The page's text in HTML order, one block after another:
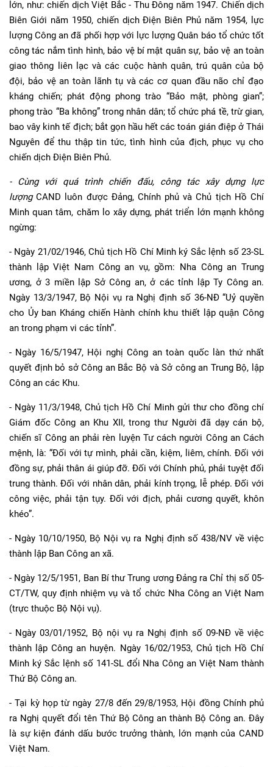
lớn, như: chiến dịch Việt Bắc - Thu Đông năm 1947. Chiến dịch
Biên Giới năm 1950, chiến dịch Điện Biên Phủ năm 1954, lực
lượng Công an đã phối hợp với lực lượng Quân báo tổ chức tốt
công tác nắm tình hình, bảo vệ bí mật quân sự, bảo vệ an toàn
giao thông liên lạc và các cuộc hành quân, trú quân của bộ
đội, bảo vệ an toàn lãnh tụ và các cơ quan đầu não chỉ đạo
kháng chiến; phát động phong trào “Bảo mật, phòng gian”;
phong trào “Ba không” trong nhân dân; tổ chức phá tề, trừ gian,
bao vây kinh tế địch; bắt gọn hầu hết các toán gián điệp ở Thái
Nguyên để thu thập tin tức, tình hình của địch, phục vụ cho
chiến dịch Điện Biên Phủ.
- Cùng với quá trình chiến đấu, công tác xây dựng lực
lượngCAND luôn được Đảng, Chính phủ và Chủ tịch Hồ Chí
Minh quan tâm, chăm lo xây dựng, phát triển lớn mạnh không
ngừng:
- Ngày 21/02/1946, Chủ tịch Hồ Chí Minh ký Sắc lệnh số 23-SL
thành lập Việt Nam Công an vụ, gồm: Nha Công an Trung
ương, ở 3 miền lập Sở Công an, ở các tỉnh lập Ty Công an.
Ngày 13/3/1947, Bộ Nội vụ ra Nghị định số 36-NĐ “Uỷ quyền
cho Ủy ban Kháng chiến Hành chính khu thiết lập quận Công
an trong phạm vi các tỉnh”.
- Ngày 16/5/1947, Hội nghị Công an toàn quốc làn thứ nhất
quyết định bỏ sở Công an Bắc Bộ và Sở công an Trung Bộ, lập
Công an các Khu.
- Ngày 11/3/1948, Chủ tịch Hồ Chí Minh gửi thư cho đồng chí
Giám đốc Công an Khu XII, trong thư Người đã dạy cán bộ,
chiến sĩ Công an phải rèn luyện Tư cách người Công an Cách
mệnh, là: “Đối với tự mình, phải cần, kiệm, liêm, chính. Đối với
đồng sự, phải thân ái giúp đỡ. Đối với Chính phủ, phải tuyệt đối
trung thành. Đối với nhân dân, phải kính trọng, lễ phép. Đối với
công việc, phải tận tụy. Đối với địch, phải cương quyết, khôn
khéo”.
- Ngày 10/10/1950, Bộ Nội vụ ra Nghị định số 438/NV về việc
thành lập Ban Công an xã.
- Ngày 12/5/1951, Ban Bí thư Trung ương Đảng ra Chỉ thị số 05-
CT/TW, quy định nhiệm vụ và tổ chức Nha Công an Việt Nam
(trực thuộc Bộ Nội vụ).
- Ngày 03/01/1952, Bộ nội vụ ra Nghị định số 09-NĐ về việc
thành lập Công an huyện. Ngày 16/02/1953, Chủ tịch Hồ Chí
Minh ký Sắc lệnh số 141-SL đổi Nha Công an Việt Nam thành
Thứ Bộ Công an.
- Tại kỳ họp từ ngày 27/8 đến 29/8/1953, Hội đồng Chính phủ
ra Nghị quyết đổi tên Thứ Bộ Công an thành Bộ Công an. Đây
là sự kiện đánh dấu bước trưởng thành, lớn mạnh của CAND
Việt Nam.